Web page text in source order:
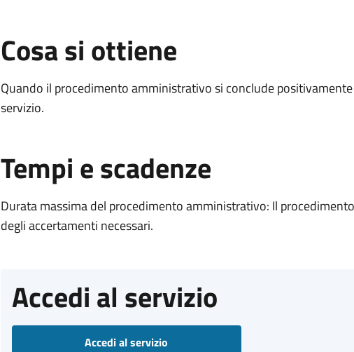
Cosa si ottiene
Quando il procedimento amministrativo si conclude
servizio.
Tempi e scadenze
Durata massima del procedimento amministrativo: Il
degli accertamenti necessari.
Accedi al servizio
Accedi al servizio